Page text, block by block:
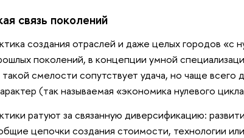
связь поколений
создания отраслей и даже целых городов «с
поколений, в концепции умной
смелости сопутствует удача, но чаще всего
(так называемая «экономика нулевого
ратуют за связанную диверсификацию:
цепочки создания стоимости, технологии